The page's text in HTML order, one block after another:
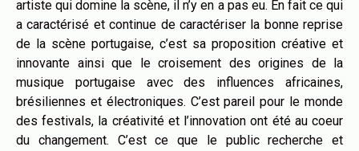
artiste qui domine la scène, il n’y en a pas eu. En fait ce qui
a caractérisé et continue de caractériser la bonne reprise
de la scène portugaise, c’est sa proposition créative et
innovante ainsi que le croisement des origines de la
musique portugaise avec des influences africaines,
brésiliennes et électroniques. C’est pareil pour le monde
des festivals, la créativité et l’innovation ont été au coeur
du changement. C’est ce que le public recherche et